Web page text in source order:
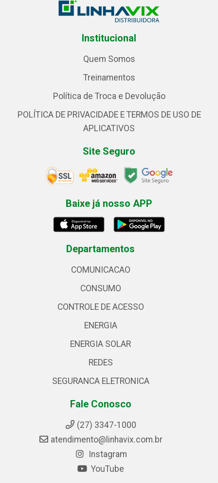
Institucional
Quem Somos
Treinamentos
Política de Troca e Devolução
POLÍTICA DE PRIVACIDADE E TERMOS DE USO DE
APLICATIVOS
Site Seguro
Baixe já nosso APP
Departamentos
COMUNICACAO
CONSUMO
CONTROLE DE ACESSO
ENERGIA
ENERGIA SOLAR
REDES
SEGURANCA ELETRONICA
Fale Conosco
(27) 3347-1000
atendimento@linhavix.com.br
Instagram
YouTube